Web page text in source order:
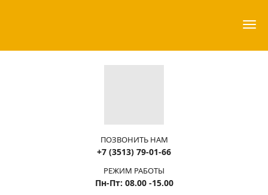
ПОЗВОНИТЬ НАМ
+7 (3513) 79-01-66
РЕЖИМ РАБОТЫ
Пн-Пт: 08.00 -15.00